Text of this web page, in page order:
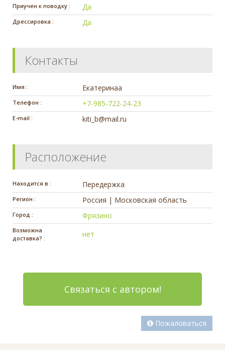
Приучен к поводку : Да
Дрессировка : Да
Контакты
Имя : Екатеринаа
Телефон : +7-985-722-24-23
E-mail : kiti_b@mail.ru
Расположение
Находится в : Передержка
Регион : Россия | Московская область
Город : Фрязино
Возможна
доставка? :
нет
Связаться с автором!
Пожаловаться